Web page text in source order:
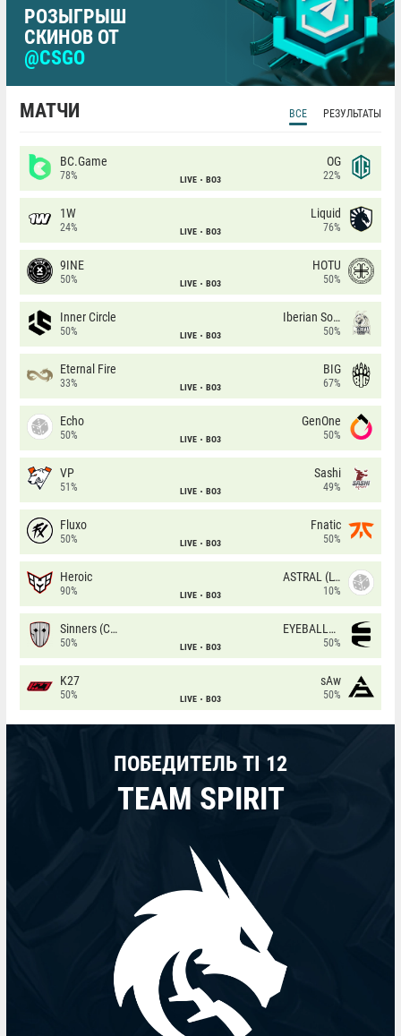
РОЗЫГРЫШ
СКИНОВ ОТ
@CSGO
МАТЧИ ВСЕ РЕЗУЛЬТАТЫ
BC.Game
78% LIVE BO3
OG
22%
1W
24% LIVE BO3
Liquid
76%
9INE
50% LIVE BO3
HOTU
50%
Inner Circle
50% LIVE BO3
Iberian Soul
50%
Eternal Fire
33% LIVE BO3
BIG
67%
Echo
50% LIVE BO3
GenOne
50%
VP
51% LIVE BO3
Sashi
49%
Fluxo
50% LIVE BO3
Fnatic
50%
Heroic
90% LIVE BO3
ASTRAL (LT)
10%
Sinners (CZ)
50% LIVE BO3
EYEBALLERS
50%
K27
50% LIVE BO3
sAw
50%
ПОБЕДИТЕЛЬ TI 12
TEAM SPIRIT